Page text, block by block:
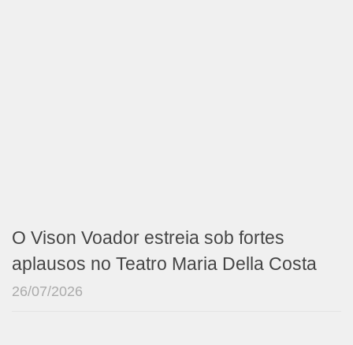
O Vison Voador estreia sob fortes
aplausos no Teatro Maria Della Costa
26/07/2026